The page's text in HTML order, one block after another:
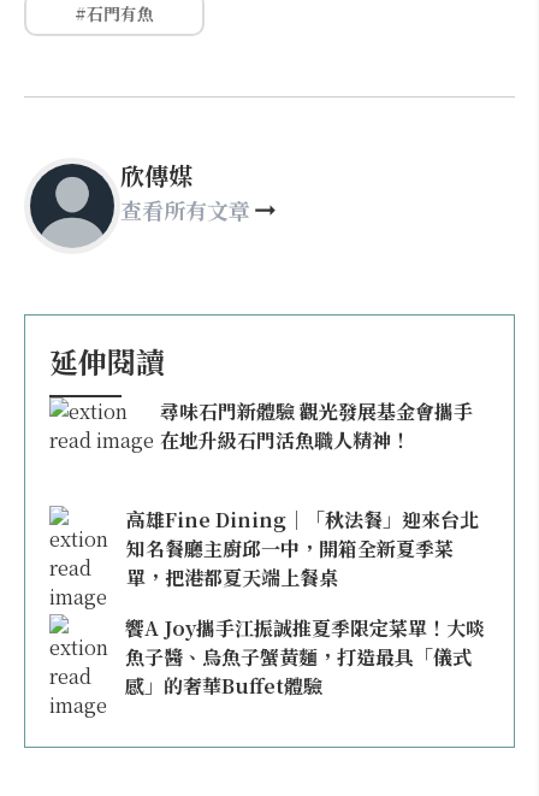
#石門有魚
欣傳媒
查看所有文章
延伸閱讀
尋味石門新體驗 觀光發展基金會攜手
在地升級石門活魚職人精神！
高雄Fine Dining｜「秋法餐」迎來台北
知名餐廳主廚邱一中，開箱全新夏季菜
單，把港都夏天端上餐桌
饗A Joy攜手江振誠推夏季限定菜單！大啖
魚子醬、烏魚子蟹黃麵，打造最具「儀式
感」的奢華Buffet體驗